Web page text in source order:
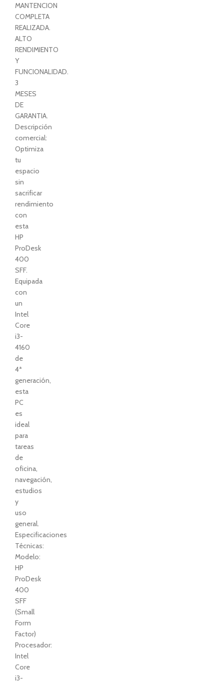
MANTENCION
COMPLETA
REALIZADA.
ALTO
RENDIMIENTO
Y
FUNCIONALIDAD.
3
MESES
DE
GARANTIA.
Descripción
comercial:
Optimiza
tu
espacio
sin
sacrificar
rendimiento
con
esta
HP
ProDesk
400
SFF.
Equipada
con
un
Intel
Core
i3-
4160
de
4ª
generación,
esta
PC
es
ideal
para
tareas
de
oficina,
navegación,
estudios
y
uso
general.
Especificaciones
Técnicas:
Modelo:
HP
ProDesk
400
SFF
(Small
Form
Factor)
Procesador:
Intel
Core
i3-